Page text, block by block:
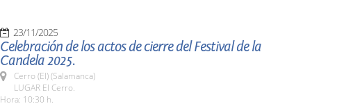
23/11/2025
Celebración de los actos de cierre del Festival de la
Candela 2025.
Cerro (El) (Salamanca)
LUGAR El Cerro.
Hora: 10:30 h.